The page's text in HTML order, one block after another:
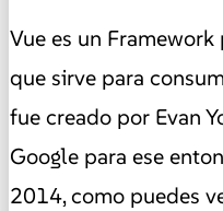
Vue es un
que sirve para
fue creado por Evan
Google para ese
2014, como puedes